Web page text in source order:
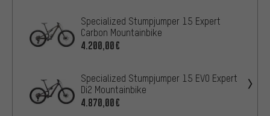
Specialized Stumpjumper 15 Expert
Carbon Mountainbike
4.200,00€
Specialized Stumpjumper 15 EVO Expert
Di2 Mountainbike
4.870,00€